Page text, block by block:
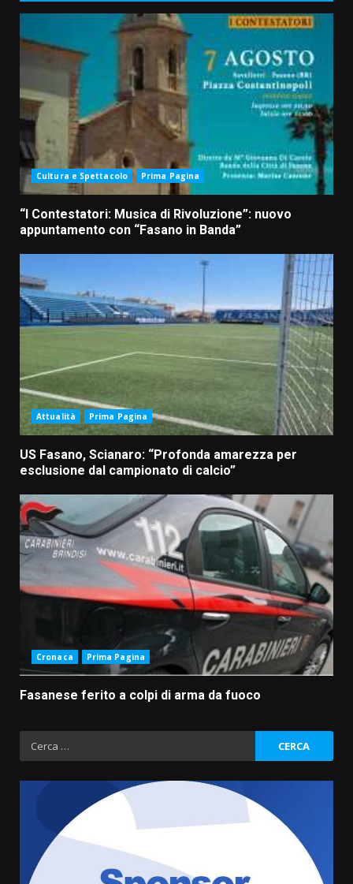
Cultura e Spettacolo Prima Pagina
“I Contestatori: Musica di Rivoluzione”: nuovo
appuntamento con “Fasano in Banda”
Attualità Prima Pagina
US Fasano, Scianaro: “Profonda amarezza per
esclusione dal campionato di calcio”
Cronaca Prima Pagina
Fasanese ferito a colpi di arma da fuoco
Ricerca
per: